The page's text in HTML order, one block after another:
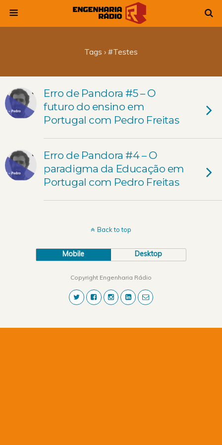
Tags › #testes
Erro de Pandora #5 – O
futuro do ensino em
Portugal com Pedro Freitas
Erro de Pandora #4 – O
paradigma da Educação em
Portugal com Pedro Freitas
Back to top
Mobile Desktop
Copyright Engenharia Rádio